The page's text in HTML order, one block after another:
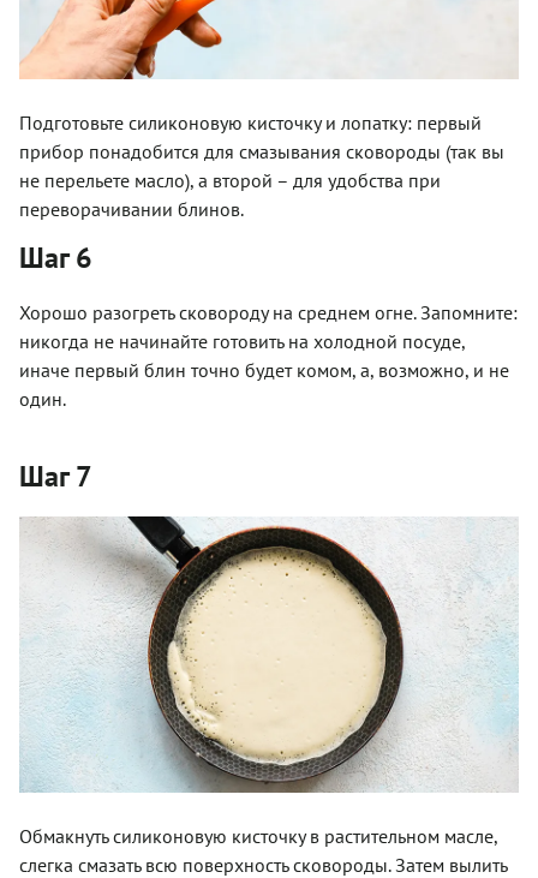
Подготовьте силиконовую кисточку и лопатку: первый
прибор понадобится для смазывания сковороды (так вы
не перельете масло), а второй – для удобства при
переворачивании блинов.
Шаг 6
Хорошо разогреть сковороду на среднем огне. Запомните:
никогда не начинайте готовить на холодной посуде,
иначе первый блин точно будет комом, а, возможно, и не
один.
Шаг 7
Обмакнуть силиконовую кисточку в растительном масле,
слегка смазать всю поверхность сковороды. Затем вылить